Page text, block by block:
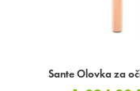
Sante Olovka za